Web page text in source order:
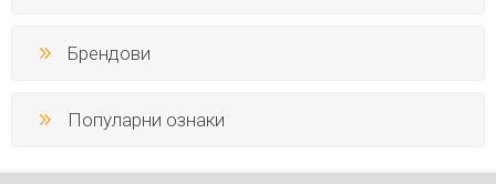
Брендови
Популарни ознаки